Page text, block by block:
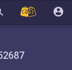
account_circle